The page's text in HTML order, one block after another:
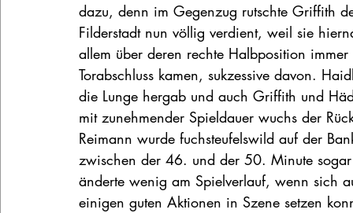
dazu, denn im Gegenzug rutschte Griffith
Filderstadt nun völlig verdient, weil sie
allem über deren rechte Halbposition
Torabschluss kamen, sukzessive davon.
die Lunge hergab und auch Griffith und
mit zunehmender Spieldauer wuchs der
Reimann wurde fuchsteufelswild auf der
zwischen der 46. und der 50. Minute
änderte wenig am Spielverlauf, wenn sich
einigen guten Aktionen in Szene setzen